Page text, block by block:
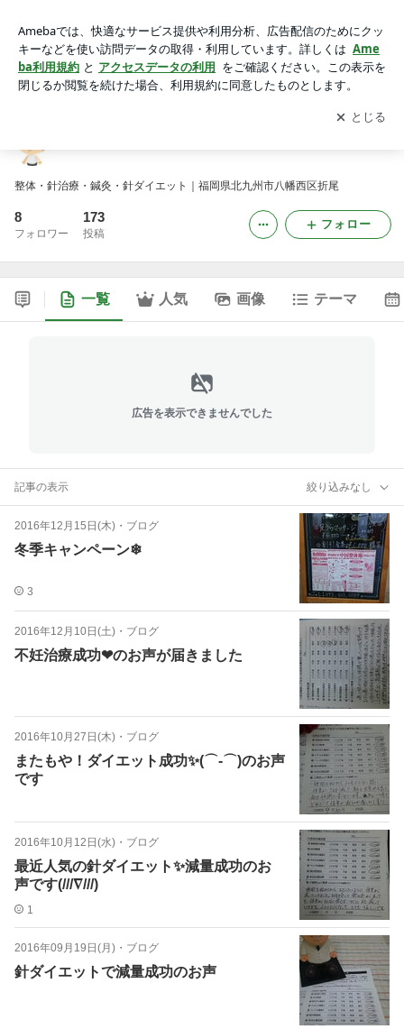
アプリをダウンロードして ブログの更新通知
を受け取りまし
ょう。
開く
整体・針治療・鍼灸・針ダイエット｜福岡県北九州市八幡西区折尾
8
フォロワー
173
投稿
フォロー
一覧 人気 画像 テーマ
広告を表示できませんでした
記事の表示 絞り込みなし
2016年12月15日(木) ・ ブログ
冬季キャンペーン❄
3
2016年12月10日(土) ・ ブログ
不妊治療成功❤のお声が届きました
2016年10月27日(木) ・ ブログ
またもや！ダイエット成功✨(⌒‐⌒)のお声
です
2016年10月12日(水) ・ ブログ
最近人気の針ダイエット✨減量成功のお
声です(///∇///)
1
2016年09月19日(月) ・ ブログ
針ダイエットで減量成功のお声